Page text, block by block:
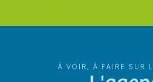
À VOIR, À FAIRE SUR